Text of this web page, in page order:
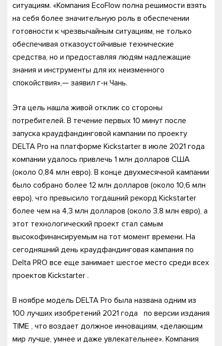
ситуациям. «Компания EcoFlow полна решимости взять
на себя более значительную роль в обеспечении
готовности к чрезвычайным ситуациям, не только
обеспечивая отказоустойчивые технические
средства, но и предоставляя людям надлежащие
знания и инструменты для их неизменного
спокойствия»,— заявил г-н Чань.
Эта цель нашла живой отклик со стороны
потребителей. В течение первых 10 минут после
запуска краудфандинговой кампании по проекту
DELTA Pro на платформе Kickstarter в июле 2021 года
компании удалось привлечь 1 млн долларов США
(около 0,84 млн евро). В конце двухмесячной кампании
было собрано более 12 млн долларов (около 10,6 млн
евро), что превысило тогдашний рекорд Kickstarter
более чем на 4,3 млн долларов (около 3,8 млн евро), а
этот технологический проект стал самым
высокофинансируемым на тот момент времени. На
сегодняшний день краудфандинговая кампания по
Delta PRO все еще занимает шестое место среди всех
проектов Kickstarter .
В ноябре модель DELTA Pro была названа одним из
100 лучших изобретений 2021 года по версии издания
TIME , что воздает должное инновациям, «делающим
мир лучше, умнее и даже увлекательнее». Компания